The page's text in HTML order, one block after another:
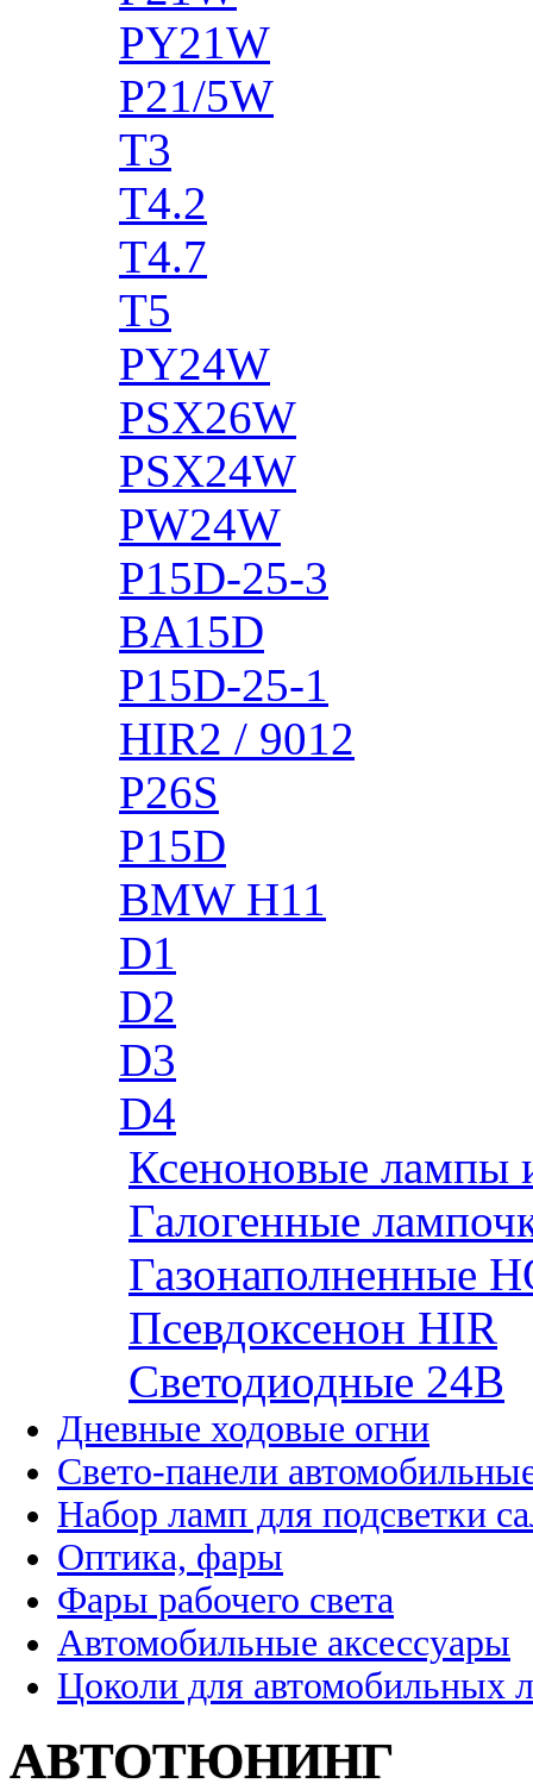
PY21W
P21/5W
T3
T4.2
T4.7
T5
PY24W
PSX26W
PSX24W
PW24W
P15D-25-3
BA15D
P15D-25-1
HIR2 / 9012
P26S
P15D
BMW H11
D1
D2
D3
D4
Ксеноновые лампы
Галогенные
Газонаполненные
Псевдоксенон HIR
Cветодиодные 24B
Дневные ходовые огни
Свето-панели
Набор ламп для подсветки
Оптика, фары
Фары рабочего света
Автомобильные аксессуары
Цоколи для автомобильных
АВТОТЮНИНГ